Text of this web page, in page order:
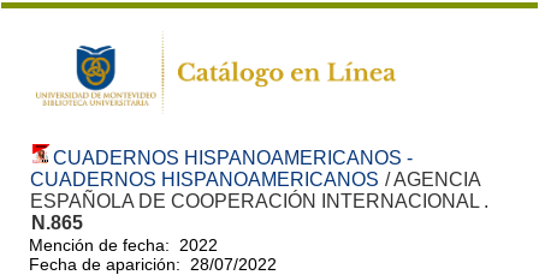
CUADERNOS HISPANOAMERICANOS -
CUADERNOS HISPANOAMERICANOS / AGENCIA
ESPAÑOLA DE COOPERACIÓN INTERNACIONAL .
N.865
Mención de fecha: 2022
Fecha de aparición: 28/07/2022